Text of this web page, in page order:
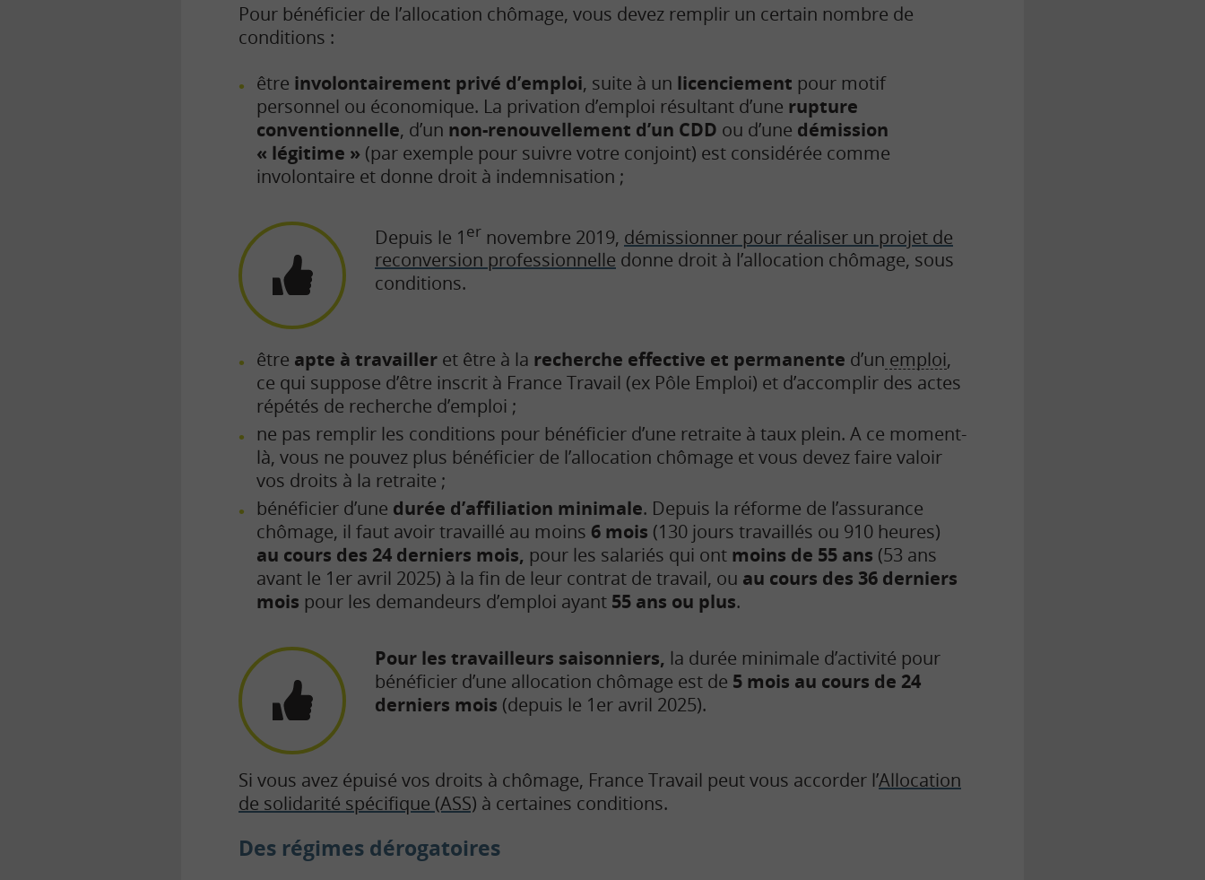
Pour bénéficier de l’allocation chômage, vous devez remplir un certain nombre de
conditions :
être involontairement privé d’emploi, suite à un licenciement pour motif
personnel ou économique. La privation d’emploi résultant d’une rupture
conventionnelle, d’un non-renouvellement d’un CDD ou d’une démission
« légitime » (par exemple pour suivre votre conjoint) est considérée comme
involontaire et donne droit à indemnisation ;
Depuis le 1 er novembre 2019, démissionner pour réaliser un projet de
reconversion professionnelle donne droit à l’allocation chômage, sous
conditions.
être apte à travailler et être à la recherche effective et permanente d’un emploi,
ce qui suppose d’être inscrit à France Travail (ex Pôle Emploi) et d’accomplir des actes
répétés de recherche d’emploi ;
ne pas remplir les conditions pour bénéficier d’une retraite à taux plein. A ce moment-
là, vous ne pouvez plus bénéficier de l’allocation chômage et vous devez faire valoir
vos droits à la retraite ;
bénéficier d’une durée d’affiliation minimale. Depuis la réforme de l’assurance
chômage, il faut avoir travaillé au moins 6 mois (130 jours travaillés ou 910 heures)
au cours des 24 derniers mois, pour les salariés qui ont moins de 55 ans (53 ans
avant le 1er avril 2025) à la fin de leur contrat de travail, ou au cours des 36 derniers
mois pour les demandeurs d’emploi ayant 55 ans ou plus.
Pour les travailleurs saisonniers, la durée minimale d’activité pour
bénéficier d’une allocation chômage est de 5 mois au cours de 24
derniers mois (depuis le 1er avril 2025).
Si vous avez épuisé vos droits à chômage, France Travail peut vous accorder l’Allocation
de solidarité spécifique (ASS) à certaines conditions.
Des régimes dérogatoires